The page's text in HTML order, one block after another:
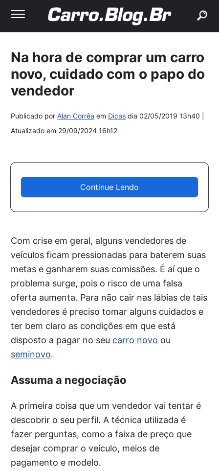
Na hora de comprar um carro
novo, cuidado com o papo do
vendedor
Publicado porAlan Corrêa em Dicas dia02/05/2019 13h40
Atualizado em 29/09/2024 16h12
Continue Lendo
Com crise em geral, alguns vendedores de
veículos ficam pressionadas para baterem suas
metas e ganharem suas comissões. É aí que o
problema surge, pois o risco de uma falsa
oferta aumenta. Para não cair nas lábias de tais
vendedores é preciso tomar alguns cuidados e
ter bem claro as condições em que está
disposto a pagar no seu carro novo ou
seminovo.
Assuma a negociação
A primeira coisa que um vendedor vai tentar é
descobrir o seu perfil. A técnica utilizada é
fazer perguntas, como a faixa de preço que
desejar comprar o veículo, meios de
pagamento e modelo.